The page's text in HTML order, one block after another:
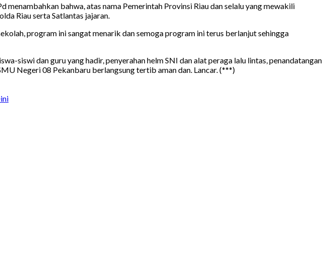
menambahkan bahwa, atas nama Pemerintah Provinsi Riau dan selalu yang mewakili
Riau serta Satlantas jajaran.
program ini sangat menarik dan semoga program ini terus berlanjut sehingga
siswi dan guru yang hadir, penyerahan helm SNI dan alat peraga lalu lintas, penandatangan
Negeri 08 Pekanbaru berlangsung tertib aman dan. Lancar. (***)